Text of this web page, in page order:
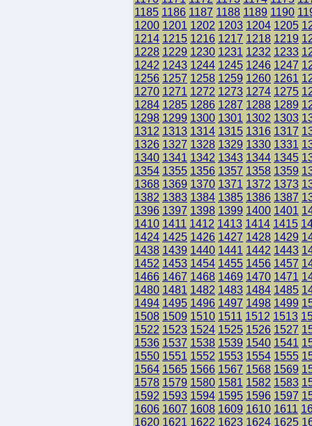
1185 1186 1187 1188 1189 1190
1200 1201 1202 1203 1204 1205
1214 1215 1216 1217 1218 1219
1228 1229 1230 1231 1232 1233
1242 1243 1244 1245 1246 1247
1256 1257 1258 1259 1260 1261
1270 1271 1272 1273 1274 1275
1284 1285 1286 1287 1288 1289
1298 1299 1300 1301 1302 1303
1312 1313 1314 1315 1316 1317
1326 1327 1328 1329 1330 1331
1340 1341 1342 1343 1344 1345
1354 1355 1356 1357 1358 1359
1368 1369 1370 1371 1372 1373
1382 1383 1384 1385 1386 1387
1396 1397 1398 1399 1400 1401
1410 1411 1412 1413 1414 1415
1424 1425 1426 1427 1428 1429
1438 1439 1440 1441 1442 1443
1452 1453 1454 1455 1456 1457
1466 1467 1468 1469 1470 1471
1480 1481 1482 1483 1484 1485
1494 1495 1496 1497 1498 1499
1508 1509 1510 1511 1512 1513
1522 1523 1524 1525 1526 1527
1536 1537 1538 1539 1540 1541
1550 1551 1552 1553 1554 1555
1564 1565 1566 1567 1568 1569
1578 1579 1580 1581 1582 1583
1592 1593 1594 1595 1596 1597
1606 1607 1608 1609 1610 1611
1620 1621 1622 1623 1624 1625